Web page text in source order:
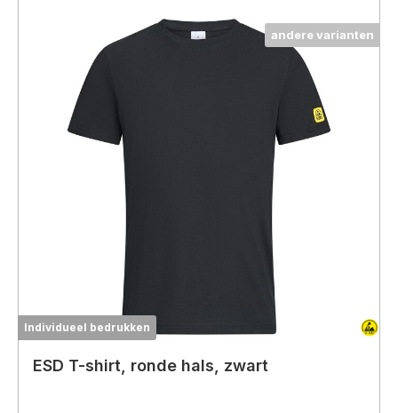
andere varianten
Individueel bedrukken
ESD T-shirt, ronde hals, zwart